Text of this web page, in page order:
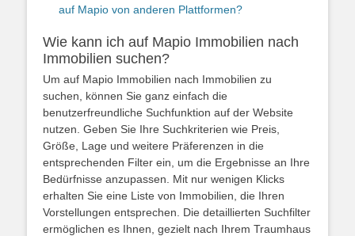
auf Mapio von anderen Plattformen?
Wie kann ich auf Mapio Immobilien nach
Immobilien suchen?
Um auf Mapio Immobilien nach Immobilien zu
suchen, können Sie ganz einfach die
benutzerfreundliche Suchfunktion auf der Website
nutzen. Geben Sie Ihre Suchkriterien wie Preis,
Größe, Lage und weitere Präferenzen in die
entsprechenden Filter ein, um die Ergebnisse an Ihre
Bedürfnisse anzupassen. Mit nur wenigen Klicks
erhalten Sie eine Liste von Immobilien, die Ihren
Vorstellungen entsprechen. Die detaillierten Suchfilter
ermöglichen es Ihnen, gezielt nach Ihrem Traumhaus